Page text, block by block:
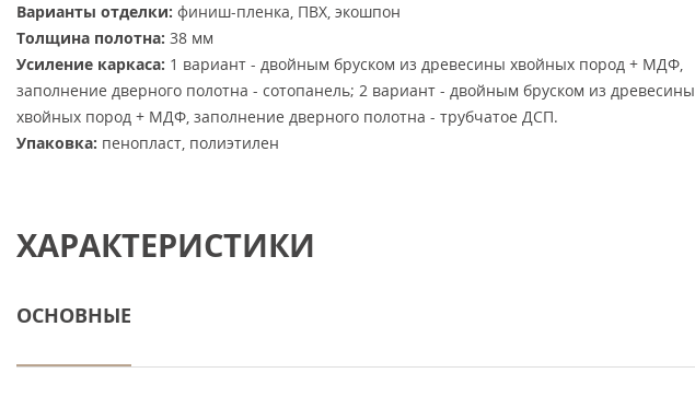
Варианты отделки: финиш-пленка, ПВХ, экошпон
Толщина полотна: 38 мм
Усиление каркаса: 1 вариант - двойным бруском из древесины хвойных пород + МДФ,
заполнение дверного полотна - сотопанель; 2 вариант - двойным бруском из древесины
хвойных пород + МДФ, заполнение дверного полотна - трубчатое ДСП.
Упаковка: пенопласт, полиэтилен
ХАРАКТЕРИСТИКИ
ОСНОВНЫЕ